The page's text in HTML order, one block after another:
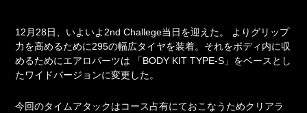
12月28日、いよいよ2nd Challege当日を迎えた。
よりグリップ
力を高めるために295の幅広タイヤを装着。それをボディ内に収
めるためにエアロパーツは 「BODY KIT TYPE-S」をベースとし
たワイドバージョンに変更した。
今回のタイムアタックはコース占有にておこなうためクリアラ